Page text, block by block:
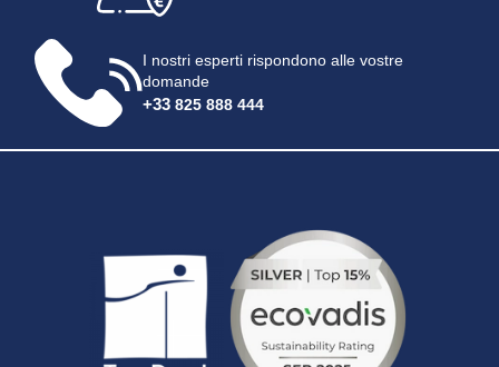
I nostri esperti rispondono alle vostre
domande
+33 825 888 444